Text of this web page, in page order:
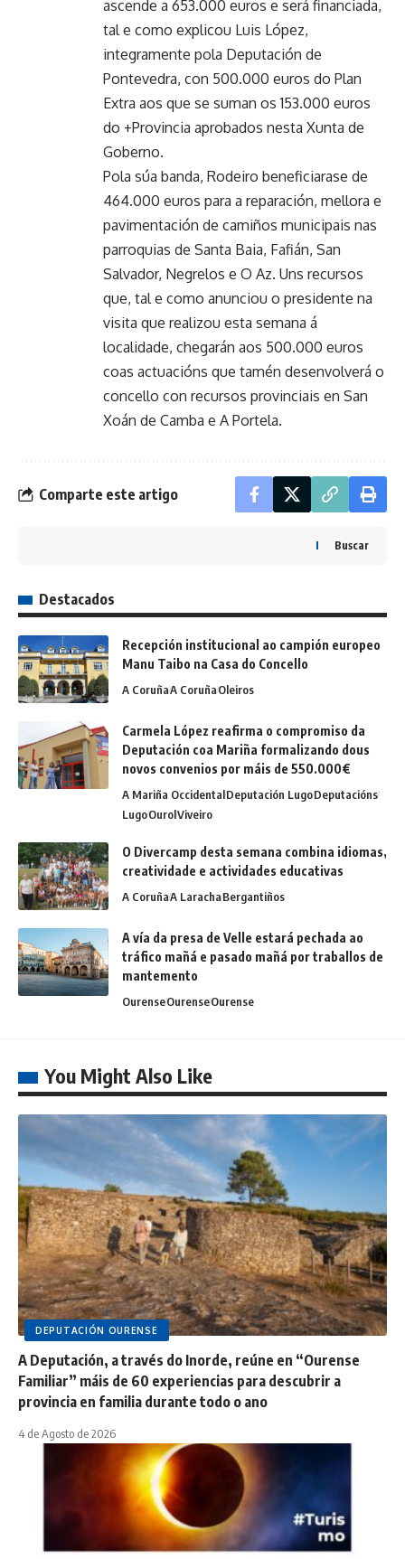
ascende a 653.000 euros e será financiada,
tal e como explicou Luis López,
integramente pola Deputación de
Pontevedra, con 500.000 euros do Plan
Extra aos que se suman os 153.000 euros
do +Provincia aprobados nesta Xunta de
Goberno.
Pola súa banda, Rodeiro beneficiarase de
464.000 euros para a reparación, mellora e
pavimentación de camiños municipais nas
parroquias de Santa Baia, Fafián, San
Salvador, Negrelos e O Az. Uns recursos
que, tal e como anunciou o presidente na
visita que realizou esta semana á
localidade, chegarán aos 500.000 euros
coas actuacións que tamén desenvolverá o
concello con recursos provinciais en San
Xoán de Camba e A Portela.
Comparte este artigo
Buscar
Destacados
Recepción institucional ao campión europeo
Manu Taibo na Casa do Concello
A CoruñaA CoruñaOleiros
Carmela López reafirma o compromiso da
Deputación coa Mariña formalizando dous
novos convenios por máis de 550.000€
A Mariña OccidentalDeputación LugoDeputacións
LugoOurolViveiro
O Divercamp desta semana combina idiomas,
creatividade e actividades educativas
A CoruñaA LarachaBergantiños
A vía da presa de Velle estará pechada ao
tráfico mañá e pasado mañá por traballos de
mantemento
OurenseOurenseOurense
You Might Also Like
DEPUTACIÓN OURENSE
A Deputación, a través do Inorde, reúne en “Ourense
Familiar” máis de 60 experiencias para descubrir a
provincia en familia durante todo o ano
4 de Agosto de 2026